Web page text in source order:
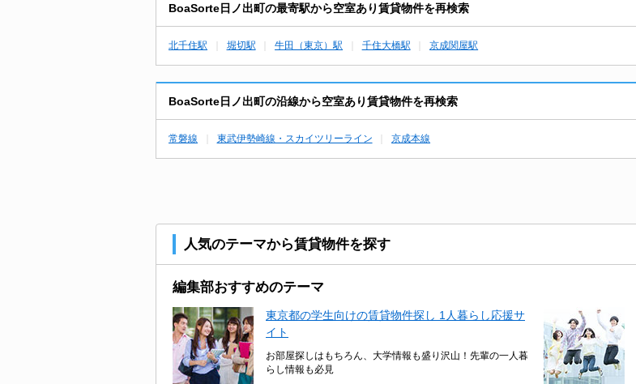
BoaSorte日ノ出町の最寄駅から空室あり賃貸物件を再検索
北千住駅 堀切駅 牛田（東京）駅 千住大橋駅 京成関屋駅
BoaSorte日ノ出町の沿線から空室あり賃貸物件を再検索
常磐線 東武伊勢崎線・スカイツリーライン 京成本線
人気のテーマから賃貸物件を探す
編集部おすすめのテーマ
東京都の学生向けの賃貸物件探し 1人暮らし応援サ
イト
お部屋探しはもちろん、大学情報も盛り沢山！先輩の一人暮
らし情報も必見